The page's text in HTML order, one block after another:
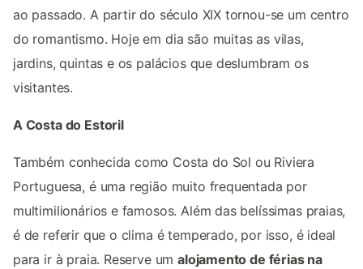
ao passado. A partir do século XIX tornou-se um centro
do romantismo. Hoje em dia são muitas as vilas,
jardins, quintas e os palácios que deslumbram os
visitantes.
A Costa do Estoril
Também conhecida como Costa do Sol ou Riviera
Portuguesa, é uma região muito frequentada por
multimilionários e famosos. Além das belíssimas praias,
é de referir que o clima é temperado, por isso, é ideal
para ir à praia. Reserve umalojamento de férias na